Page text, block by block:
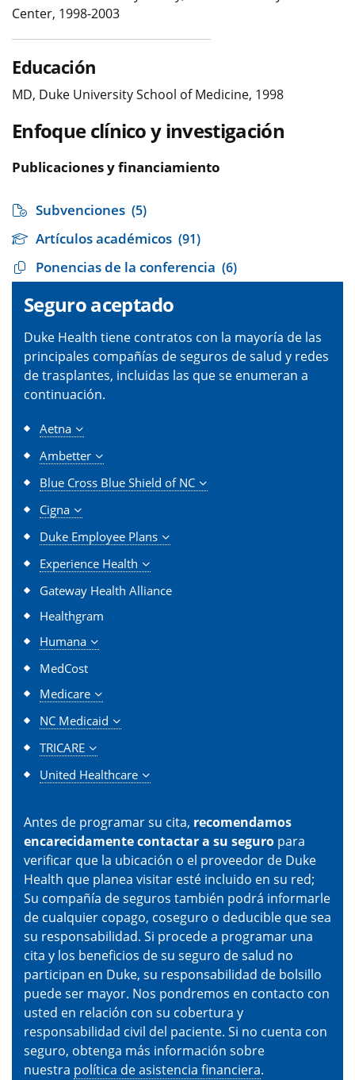
Center, 1998-2003
Educación
MD, Duke University School of Medicine, 1998
Enfoque clínico y investigación
Publicaciones y financiamiento
Subvenciones (5)
Artículos académicos (91)
Ponencias de la conferencia (6)
Seguro aceptado
Duke Health tiene contratos con la mayoría de las
principales compañías de seguros de salud y redes
de trasplantes, incluidas las que se enumeran a
continuación.
Aetna
Ambetter
Blue Cross Blue Shield of NC
Cigna
Duke Employee Plans
Experience Health
Gateway Health Alliance
Healthgram
Humana
MedCost
Medicare
NC Medicaid
TRICARE
United Healthcare
Antes de programar su cita, recomendamos
encarecidamente contactar a su seguro para
verificar que la ubicación o el proveedor de Duke
Health que planea visitar esté incluido en su red;
Su compañía de seguros también podrá informarle
de cualquier copago, coseguro o deducible que sea
su responsabilidad. Si procede a programar una
cita y los beneficios de su seguro de salud no
participan en Duke, su responsabilidad de bolsillo
puede ser mayor. Nos pondremos en contacto con
usted en relación con su cobertura y
responsabilidad civil del paciente. Si no cuenta con
seguro, obtenga más información sobre
nuestra política de asistencia financiera.